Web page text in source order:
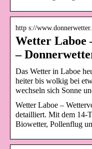
http s://
Wetter Laboe
–
Das Wetter in Laboe
heiter bis wolkig bei
wechseln sich Sonne
Wetter Laboe –
detailliert. Mit dem 14-
Biowetter, Pollenflug